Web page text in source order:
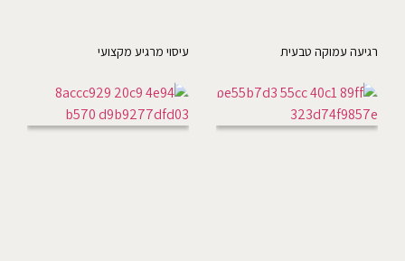
רגיעה עמוקה טבעית עיסוי מרגיע מקצועי